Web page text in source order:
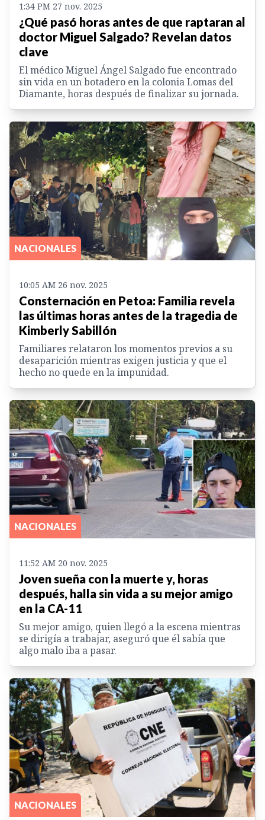
1:34 PM 27 nov. 2025
¿Qué pasó horas antes de que raptaran al
doctor Miguel Salgado? Revelan datos
clave
El médico Miguel Ángel Salgado fue encontrado
sin vida en un botadero en la colonia Lomas del
Diamante, horas después de finalizar su jornada.
NACIONALES
10:05 AM 26 nov. 2025
Consternación en Petoa: Familia revela
las últimas horas antes de la tragedia de
Kimberly Sabillón
Familiares relataron los momentos previos a su
desaparición mientras exigen justicia y que el
hecho no quede en la impunidad.
NACIONALES
11:52 AM 20 nov. 2025
Joven sueña con la muerte y, horas
después, halla sin vida a su mejor amigo
en la CA-11
Su mejor amigo, quien llegó a la escena mientras
se dirigía a trabajar, aseguró que él sabía que
algo malo iba a pasar.
NACIONALES